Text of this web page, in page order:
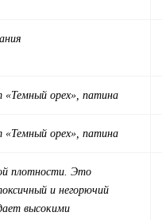
«Темный орех», патина
«Темный орех», патина
плотности. Это
и негорючий
высокими